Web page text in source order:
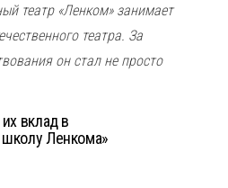
театр «Ленком» занимает
театра. За
он стал не просто
вклад в
Ленкома»